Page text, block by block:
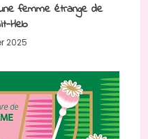
femme étrange de
Helo
2025